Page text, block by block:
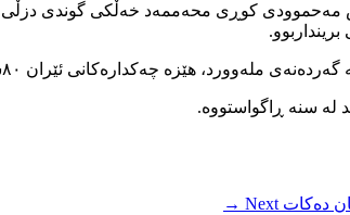
جەهانبەخش مەحموودی کوڕی محەممەد خەڵکی
ئێران ٨٠سەر مەڕی ناوبراویان دەستبەسەردا گرتووە.
لە سنە ڕاگواستووە.
دەکات Next →